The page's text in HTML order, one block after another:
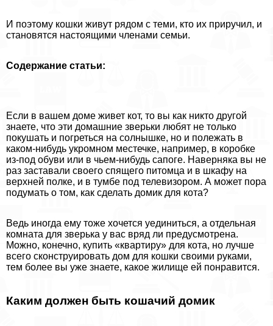
И поэтому кошки живут рядом с теми, кто их приручил, и
становятся настоящими члeнами семьи.
Содержание статьи:
Если в вашем доме живет кот, то вы как никто другой
знаете, что эти домашние зверьки любят не только
покушать и погреться на солнышке, но и полежать в
каком-нибудь укромном местечке, например, в коробке
из-под обуви или в чьем-нибудь сапоге. Наверняка вы не
раз заставали своего спящего питомца и в шкафу на
верхней полке, и в тумбе под телевизором. А может пора
подумать о том, как сделать домик для кота?
Ведь иногда ему тоже хочется уединиться, а отдельная
комната для зверька у вас вряд ли предусмотрена.
Можно, конечно, купить «квартиру» для кота, но лучше
всего сконструировать дом для кошки своими руками,
тем более вы уже знаете, какое жилище ей понравится.
Каким должен быть кошачий домик